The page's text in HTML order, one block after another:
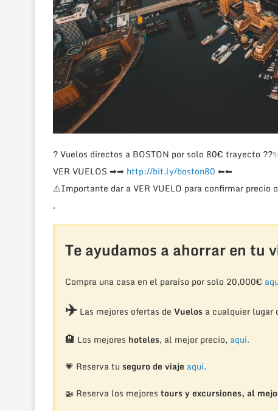
?Vuelos directos a BOSTON por solo 80€ trayecto ??
VER VUELOS ➡➡ http://bit.ly/boston80 ⬅⬅
⚠️Importante dar a VER VUELO para confirmar precio
.
Te ayudamos a ahorrar en tu
Compra una casa en el paraíso por solo 20,000€
✈️Las mejores ofertas de Vuelosa cualquier lugar
🏨 Los mejores hoteles, al mejor precio, aquí.
💗 Reserva tu seguro de viaje aquí.
🚁 Reserva los mejores tours y excursiones, al